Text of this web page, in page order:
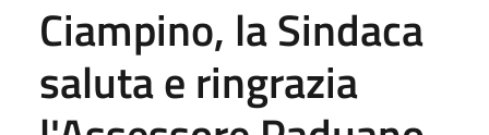
Ciampino, la Sindaca
saluta e ringrazia